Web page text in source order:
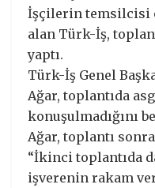
İşçilerin temsilcisi
alan Türk-İş,
yaptı.
Türk-İş Genel
Ağar, toplantıda
konuşulmadığını
Ağar, toplantı
“İkinci toplantıda
işverenin rakam